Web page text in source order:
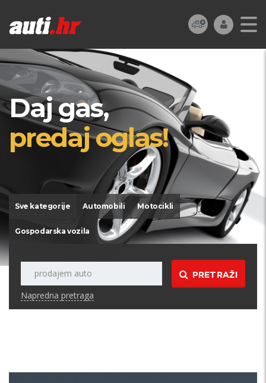
Daj gas,
predaj oglas!
Sve kategorije Automobili Motocikli
Gospodarska vozila
PRETRAŽI
Napredna pretraga